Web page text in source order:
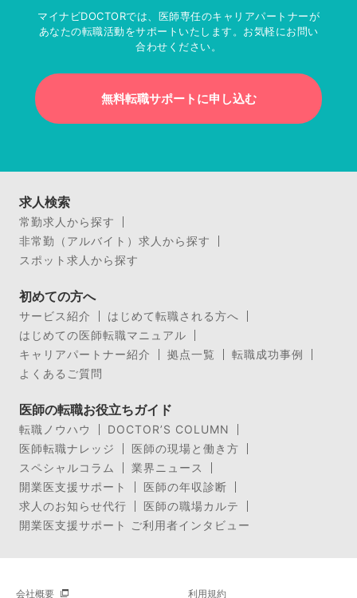
マイナビDOCTORでは、医師専任のキャリアパートナーが
あなたの転職活動をサポートいたします。お気軽にお問い
合わせください。
無料転職サポートに申し込む
求人検索
常勤求人から探す
非常勤（アルバイト）求人から探す
スポット求人から探す
初めての方へ
サービス紹介
はじめて転職される方へ
はじめての医師転職マニュアル
キャリアパートナー紹介
拠点一覧
転職成功事例
よくあるご質問
医師の転職お役立ちガイド
転職ノウハウ
DOCTOR’S COLUMN
医師転職ナレッジ
医師の現場と働き方
スペシャルコラム
業界ニュース
開業医支援サポート
医師の年収診断
求人のお知らせ代行
医師の職場カルテ
開業医支援サポート ご利用者インタビュー
会社概要 利用規約